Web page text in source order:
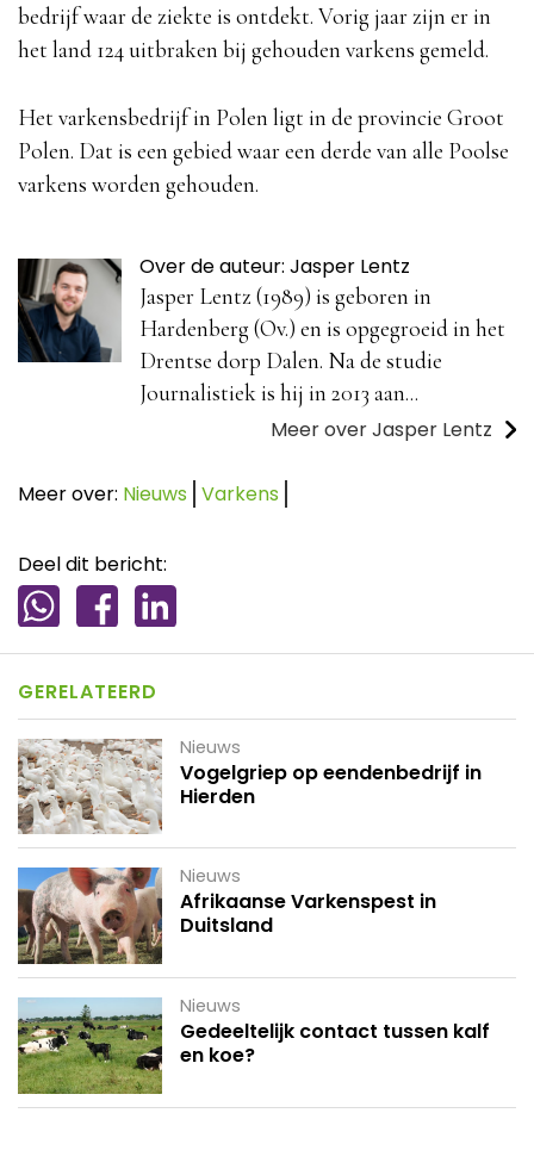
bedrijf waar de ziekte is ontdekt. Vorig jaar zijn er in
het land 124 uitbraken bij gehouden varkens gemeld.
Het varkensbedrijf in Polen ligt in de provincie Groot
Polen. Dat is een gebied waar een derde van alle Poolse
varkens worden gehouden.
Over de auteur: Jasper Lentz
Jasper Lentz (1989) is geboren in
Hardenberg (Ov.) en is opgegroeid in het
Drentse dorp Dalen. Na de studie
Journalistiek is hij in 2013 aan...
Meer over Jasper Lentz
Meer over: Nieuws Varkens
Deel dit bericht:
GERELATEERD
Nieuws
Vogelgriep op eendenbedrijf in
Hierden
Nieuws
Afrikaanse Varkenspest in
Duitsland
Nieuws
Gedeeltelijk contact tussen kalf
en koe?